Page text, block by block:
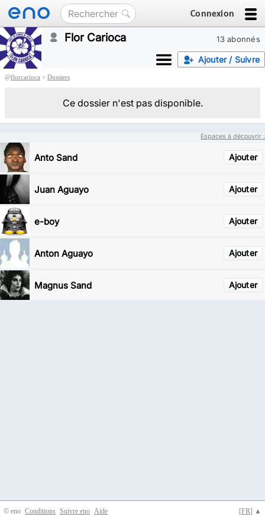
Connexion
13 abonnés
Flor Carioca
Ajouter / Suivre
@florcarioca > Dossiers
Ce dossier n'est pas disponible.
Espaces à découvrir :
Ajouter
Anto Sand
Ajouter
Juan Aguayo
Ajouter
e-boy
Ajouter
Anton Aguayo
Ajouter
Magnus Sand
© eno [FR] ▲
Conditions Suivre eno Aide